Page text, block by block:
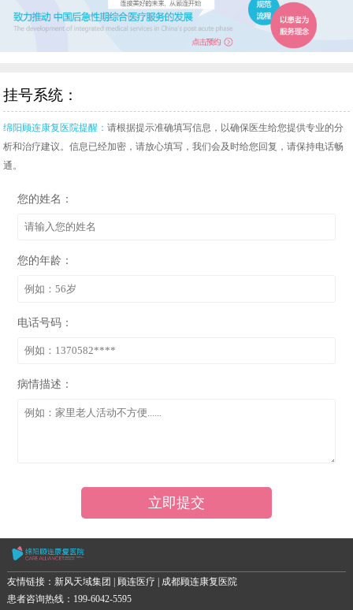
挂号系统：
绵阳顾连康复医院提醒：请根据提示准确填写信息，以确保医生给您提供专业的分
析和治疗建议。信息已经加密，请放心填写，我们会及时给您回复，请保持电话畅
通。
您的姓名：
您的年龄：
电话号码：
病情描述：
友情链接： 新风天域集团 顾连医疗
成都顾连康复医院
患者咨询热线： 199-6042-5595